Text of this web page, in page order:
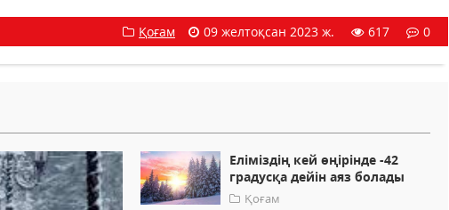
Қоғам 09 желтоқсан 2023 ж. 617 0
Еліміздің кей өңірінде -42
градусқа дейін аяз болады
Қоғам